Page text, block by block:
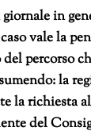
in
vale la
percorso
la
la richiesta
del